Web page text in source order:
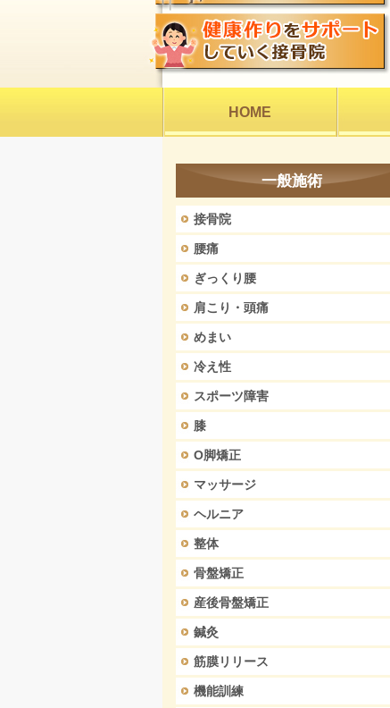
HOME
一般施術
接骨院
腰痛
ぎっくり腰
肩こり・頭痛
めまい
冷え性
スポーツ障害
膝
O脚矯正
マッサージ
ヘルニア
整体
骨盤矯正
産後骨盤矯正
鍼灸
筋膜リリース
機能訓練